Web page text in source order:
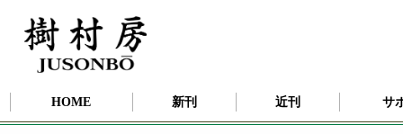
HOME 新刊 近刊 サ